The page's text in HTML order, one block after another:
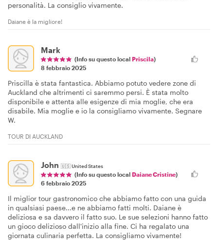
personalità. La consiglio vivamente.
Daiane è la migliore!
Mark
(Info su questo local Priscila)
8 febbraio 2025
Priscilla è stata fantastica. Abbiamo potuto vedere zone di
Auckland che altrimenti ci saremmo persi. È stata molto
disponibile e attenta alle esigenze di mia moglie, che era
disabile. Mia moglie e io la consigliamo vivamente. Segnare
W.
TOUR DI AUCKLAND
John 🇺🇸United States
(Info su questo local Daiane Cristine)
6 febbraio 2025
Il miglior tour gastronomico che abbiamo fatto con una guida
in qualsiasi paese...e ne abbiamo fatti molti. Daiane è
deliziosa e sa davvero il fatto suo. Le sue selezioni hanno fatto
un gioco delizioso dall'inizio alla fine. Ci ha regalato una
giornata culinaria perfetta. La consigliamo vivamente!